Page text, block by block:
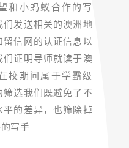
和小蚂蚁合作的写
们发送相关的澳洲地
留信网的认证信息以
们证明导师就读于澳
校期间属于学霸级
筛选我们既避免了不
平的差异，也筛除掉
写手